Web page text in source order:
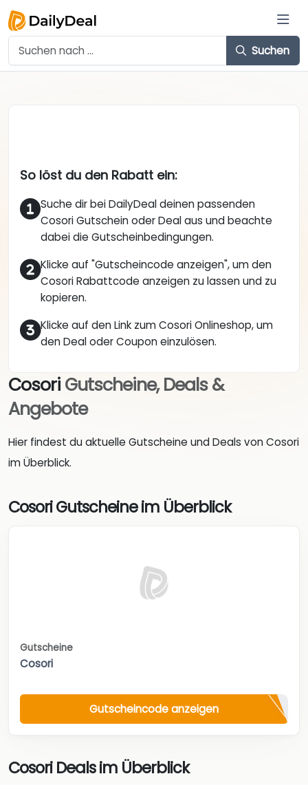
Suchen
So löst du den Rabatt ein:
Suche dir bei DailyDeal deinen passenden
Cosori Gutschein oder Deal aus und beachte
dabei die Gutscheinbedingungen.
Klicke auf "Gutscheincode anzeigen", um den
Cosori Rabattcode anzeigen zu lassen und zu
kopieren.
Klicke auf den Link zum Cosori Onlineshop, um
den Deal oder Coupon einzulösen.
Cosori Gutscheine, Deals &
Angebote
Hier findest du aktuelle Gutscheine und Deals von Cosori
im Überblick.
Cosori Gutscheine im Überblick
Gutscheine
Cosori
Gutscheincode anzeigen
Cosori Deals im Überblick